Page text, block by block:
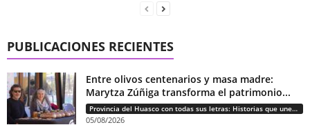
PUBLICACIONES RECIENTES
Entre olivos centenarios y masa madre:
Marytza Zúñiga transforma el patrimonio...
Provincia del Huasco con todas sus letras: Historias que unen cultura, diversidad e identidad
05/08/2026